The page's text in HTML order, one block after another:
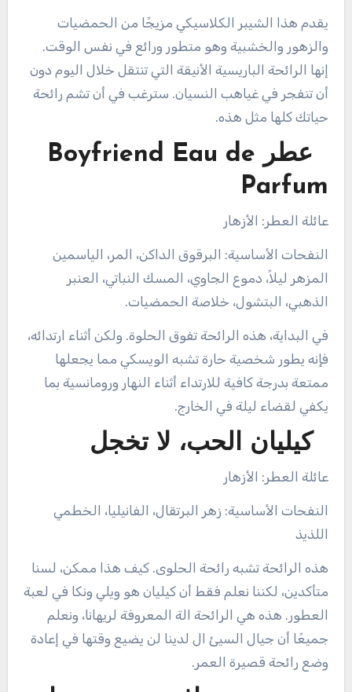
يقدم هذا الشيبر الكلاسيكي مزيجًا من الحمضيات
والزهور والخشبية وهو متطور ورائع في نفس الوقت.
إنها الرائحة الباريسية الأنيقة التي تنتقل خلال اليوم دون
أن تنفجر في غياهب النسيان. سترغب في أن تشم رائحة
حياتك كلها مثل هذه.
عطر Boyfriend Eau de
Parfum
عائلة العطر: الأزهار
النفحات الأساسية: البرقوق الداكن، المر، الياسمين
المزهر ليلاً، دموع الجاوي، المسك النباتي، العنبر
الذهبي، البتشول، خلاصة الحمضيات.
في البداية، هذه الرائحة تفوق الحلوة. ولكن أثناء ارتدائه،
فإنه يطور شخصية حارة تشبه الويسكي مما يجعلها
ممتعة بدرجة كافية للارتداء أثناء النهار ورومانسية بما
يكفي لقضاء ليلة في الخارج.
كيليان الحب، لا تخجل
عائلة العطر: الأزهار
النفحات الأساسية: زهر البرتقال، الفانيليا، الخطمي
اللذيذ
هذه الرائحة تشبه رائحة الحلوى. كيف هذا ممكن، لسنا
متأكدين، لكننا نعلم فقط أن كيليان هو ويلي ونكا في لعبة
العطور. هذه هي الرائحة الة المعروفة لريهانا، ونعلم
جميعًا أن جيال السيئ ال لدينا لن يضيع وقتها في إعادة
وضع رائحة قصيرة العمر.